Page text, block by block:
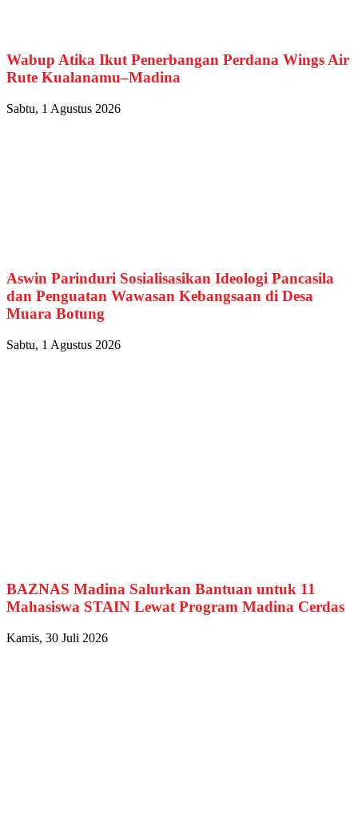
Wabup Atika Ikut Penerbangan Perdana Wings Air
Rute Kualanamu–Madina
Sabtu, 1 Agustus 2026
Aswin Parinduri Sosialisasikan Ideologi Pancasila
dan Penguatan Wawasan Kebangsaan di Desa
Muara Botung
Sabtu, 1 Agustus 2026
BAZNAS Madina Salurkan Bantuan untuk 11
Mahasiswa STAIN Lewat Program Madina Cerdas
Kamis, 30 Juli 2026